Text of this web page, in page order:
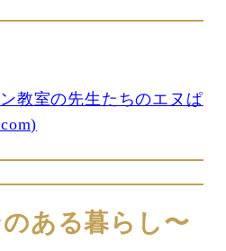
教室の先生たちのエヌぱ
ある暮らし〜